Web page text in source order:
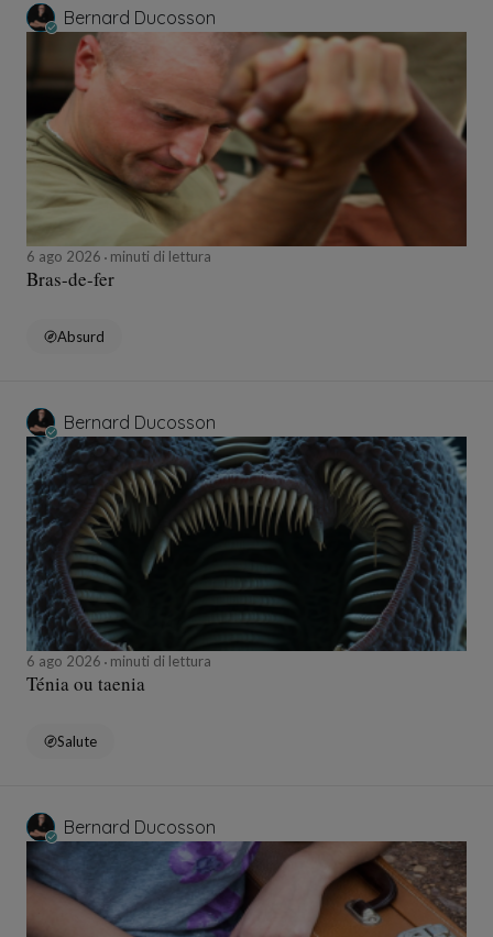
Bernard Ducosson
6 ago 2026 minuti di lettura
Bras-de-fer
Absurd
Bernard Ducosson
6 ago 2026 minuti di lettura
Ténia ou taenia
Salute
Bernard Ducosson